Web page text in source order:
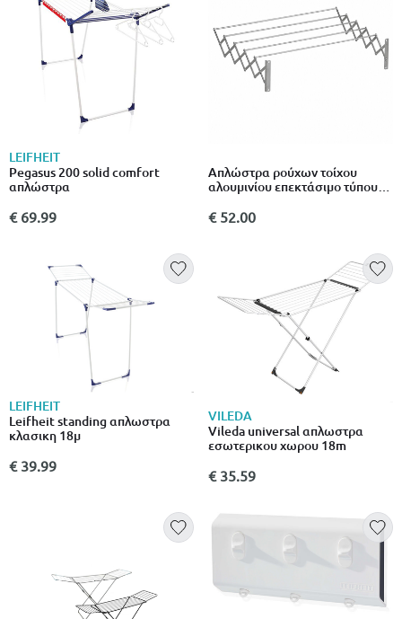
LEIFHEIT
Pegasus 200 solid comfort
απλώστρα
€ 69.99
Απλώστρα ρούχων τοίχου
αλουμινίου επεκτάσιμο τύπου
121 cm 6m με 5 ράβδους
€ 52.00
LEIFHEIT
Leifheit standing απλωστρα
κλασικη 18μ
€ 39.99
VILEDA
Vileda universal απλωστρα
εσωτερικου χωρου 18m
€ 35.59